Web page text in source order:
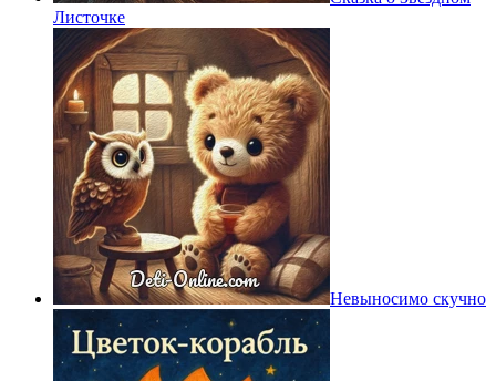
Листочке
Невыносимо скучно